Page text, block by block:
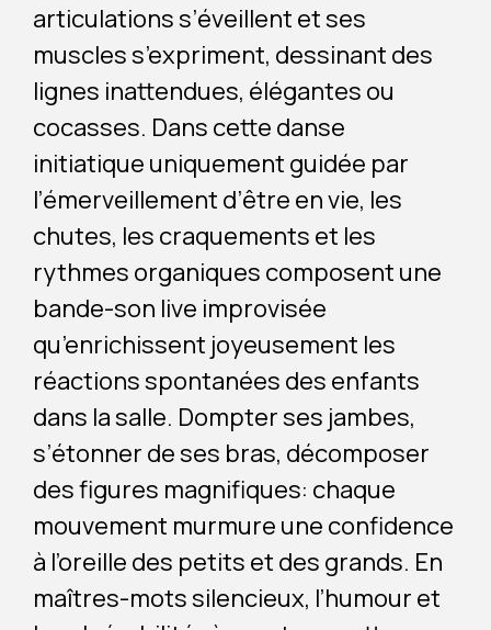
articulations s’éveillent et ses
muscles s’expriment, dessinant des
lignes inattendues, élégantes ou
cocasses. Dans cette danse
initiatique uniquement guidée par
l’émerveillement d’être en vie, les
chutes, les craquements et les
rythmes organiques composent une
bande-son live improvisée
qu’enrichissent joyeusement les
réactions spontanées des enfants
dans la salle. Dompter ses jambes,
s’étonner de ses bras, décomposer
des figures magnifiques: chaque
mouvement murmure une confidence
à l’oreille des petits et des grands. En
maîtres-mots silencieux, l’humour et